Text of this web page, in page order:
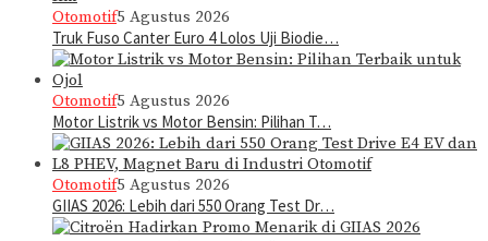
Otomotif5 Agustus 2026
Truk Fuso Canter Euro 4 Lolos Uji Biodie…
Otomotif5 Agustus 2026
Motor Listrik vs Motor Bensin: Pilihan T…
Otomotif5 Agustus 2026
GIIAS 2026: Lebih dari 550 Orang Test Dr…